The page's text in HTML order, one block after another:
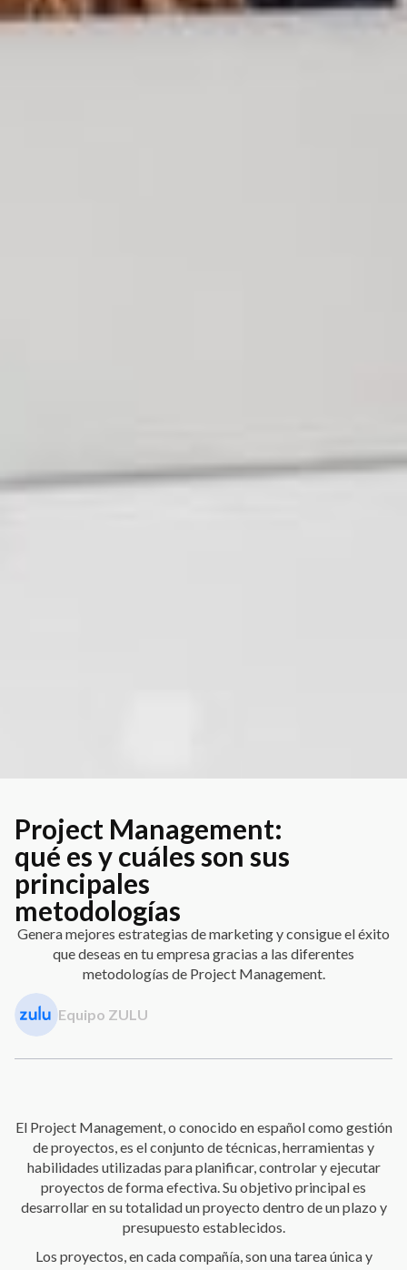
Project Management:
qué es y cuáles son sus
principales
metodologías
Genera mejores estrategias de marketing y consigue el éxito
que deseas en tu empresa gracias a las diferentes
metodologías de Project Management.
Equipo ZULU
El Project Management, o conocido en español como gestión
de proyectos, es el conjunto de técnicas, herramientas y
habilidades utilizadas para planificar, controlar y ejecutar
proyectos de forma efectiva. Su objetivo principal es
desarrollar en su totalidad un proyecto dentro de un plazo y
presupuesto establecidos.
Los proyectos, en cada compañía, son una tarea única y